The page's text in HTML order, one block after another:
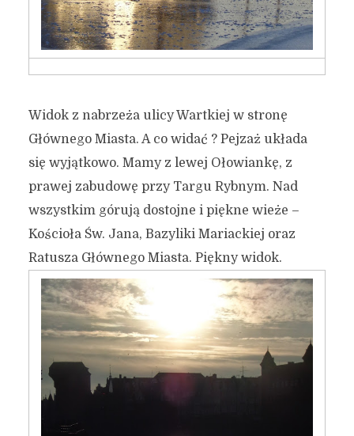
Widok z nabrzeża ulicy Wartkiej w stronę
Głównego Miasta. A co widać ? Pejzaż układa
się wyjątkowo. Mamy z lewej Ołowiankę, z
prawej zabudowę przy Targu Rybnym. Nad
wszystkim górują dostojne i piękne wieże –
Kościoła Św. Jana, Bazyliki Mariackiej oraz
Ratusza Głównego Miasta. Piękny widok.